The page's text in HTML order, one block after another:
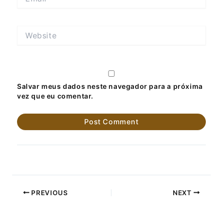
Salvar meus dados neste navegador para a próxima
vez que eu comentar.
PREVIOUS NEXT